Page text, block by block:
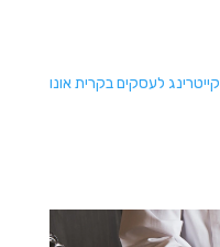
קייטרינג לעסקים בקרית אונו